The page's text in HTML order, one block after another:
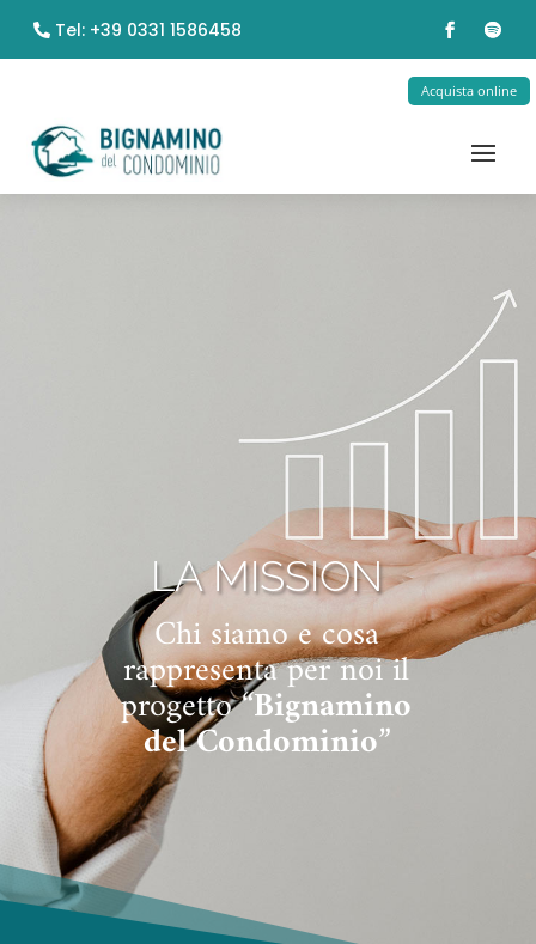
Tel: +39 0331 1586458
Acquista online
LA MISSION
Chi siamo e cosa
rappresenta per noi il
progetto “Bignamino
del Condominio”